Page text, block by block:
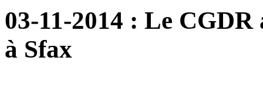
03-11-2014 : Le CGDR
à Sfax